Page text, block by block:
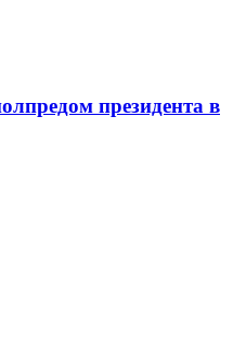
президента в